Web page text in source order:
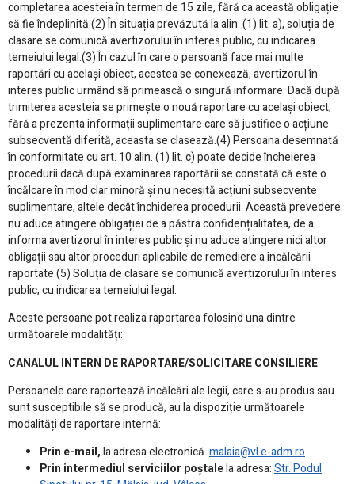
completarea acesteia în termen de 15 zile, fără ca această obligație
să fie îndeplinită.(2) În situația prevăzută la alin. (1) lit. a), soluția de
clasare se comunică avertizorului în interes public, cu indicarea
temeiului legal.(3) În cazul în care o persoană face mai multe
raportări cu același obiect, acestea se conexează, avertizorul în
interes public urmând să primească o singură informare. Dacă după
trimiterea acesteia se primește o nouă raportare cu același obiect,
fără a prezenta informații suplimentare care să justifice o acțiune
subsecventă diferită, aceasta se clasează.(4) Persoana desemnată
în conformitate cu art. 10 alin. (1) lit. c) poate decide încheierea
procedurii dacă după examinarea raportării se constată că este o
încălcare în mod clar minoră și nu necesită acțiuni subsecvente
suplimentare, altele decât închiderea procedurii. Această prevedere
nu aduce atingere obligației de a păstra confidențialitatea, de a
informa avertizorul în interes public și nu aduce atingere nici altor
obligații sau altor proceduri aplicabile de remediere a încălcării
raportate.(5) Soluția de clasare se comunică avertizorului în interes
public, cu indicarea temeiului legal.
Aceste persoane pot realiza raportarea folosind una dintre
următoarele modalități:
CANALUL INTERN DE RAPORTARE/SOLICITARE CONSILIERE
Persoanele care raportează încălcări ale legii, care s-au produs sau
sunt susceptibile să se producă, au la dispoziție următoarele
modalități de raportare internă:
Prin e-mail,la adresa electronică malaia@vl.e-adm.ro
Prin intermediul serviciilor poștalela adresa:Str. Podul